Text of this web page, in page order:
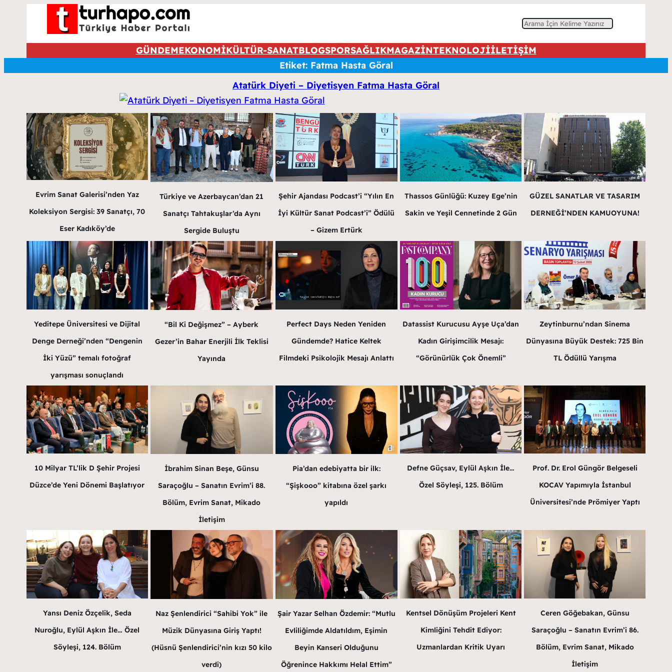
A
a
GÜNDEMEKONOMİKÜLTÜR-SANATBLOGSPORSAĞLIKMAGAZİNTEKNOLOJİİLETİŞİM
Etiket: Fatma Hasta Göral
Atatürk Diyeti – Diyetisyen Fatma Hasta Göral
Evrim Sanat Galerisi’nden Yaz
Koleksiyon Sergisi: 39 Sanatçı, 70
Eser Kadıköy’de
Türkiye ve Azerbaycan’dan 21
Sanatçı Tahtakuşlar’da Aynı
Sergide Buluştu
Şehir Ajandası Podcast’i “Yılın En
İyi Kültür Sanat Podcast’i” Ödülü
– Gizem Ertürk
Thassos Günlüğü: Kuzey Ege’nin
Sakin ve Yeşil Cennetinde 2 Gün
GÜZEL SANATLAR VE TASARIM
DERNEĞİ’NDEN KAMUOYUNA!
Yeditepe Üniversitesi ve Dijital
Denge Derneği’nden “Dengenin
İki Yüzü” temalı fotoğraf
yarışması sonuçlandı
“Bil Ki Değişmez” – Ayberk
Gezer’in Bahar Enerjili İlk Teklisi
Yayında
Perfect Days Neden Yeniden
Gündemde? Hatice Keltek
Filmdeki Psikolojik Mesajı Anlattı
Datassist Kurucusu Ayşe Uça’dan
Kadın Girişimcilik Mesajı:
“Görünürlük Çok Önemli”
Zeytinburnu’ndan Sinema
Dünyasına Büyük Destek: 725 Bin
TL Ödüllü Yarışma
10 Milyar TL’lik D Şehir Projesi
Düzce’de Yeni Dönemi Başlatıyor
İbrahim Sinan Beşe, Günsu
Saraçoğlu – Sanatın Evrim’i 88.
Bölüm, Evrim Sanat, Mikado
İletişim
Pia’dan edebiyatta bir ilk:
“Şişkooo” kitabına özel şarkı
yapıldı
Defne Güçsav, Eylül Aşkın İle…
Özel Söyleşi, 125. Bölüm
Prof. Dr. Erol Güngör Belgeseli
KOCAV Yapımıyla İstanbul
Üniversitesi’nde Prömiyer Yaptı
Yansı Deniz Özçelik, Seda
Nuroğlu, Eylül Aşkın İle… Özel
Söyleşi, 124. Bölüm
Naz Şenlendirici “Sahibi Yok” ile
Müzik Dünyasına Giriş Yaptı!
(Hüsnü Şenlendirici’nin kızı 50 kilo
verdi)
Şair Yazar Selhan Özdemir: “Mutlu
Evliliğimde Aldatıldım, Eşimin
Beyin Kanseri Olduğunu
Öğrenince Hakkımı Helal Ettim”
Kentsel Dönüşüm Projeleri Kent
Kimliğini Tehdit Ediyor:
Uzmanlardan Kritik Uyarı
Ceren Göğebakan, Günsu
Saraçoğlu – Sanatın Evrim’i 86.
Bölüm, Evrim Sanat, Mikado
İletişim